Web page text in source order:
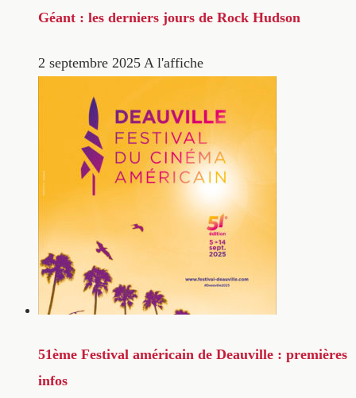
Géant : les derniers jours de Rock Hudson
2 septembre 2025 A l'affiche
51ème Festival américain de Deauville : premières
infos